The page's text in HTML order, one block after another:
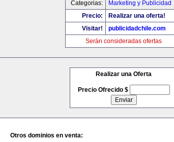
Categorias:
Marketing y Publicidad
Precio:
Realizar una oferta!
Visitar!
publicidadchile.com
Serán consideradas ofertas
Realizar una Oferta
Precio Ofrecido $
Otros dominios en venta: